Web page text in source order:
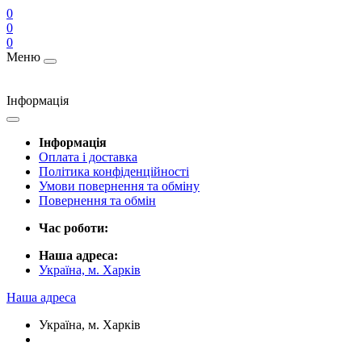
0
0
0
Меню
Інформація
Інформація
Оплата і доставка
Політика конфіденційності
Умови повернення та обміну
Повернення та обмін
Час роботи:
Наша адреса:
Україна, м. Харків
Наша адреса
Україна, м. Харків